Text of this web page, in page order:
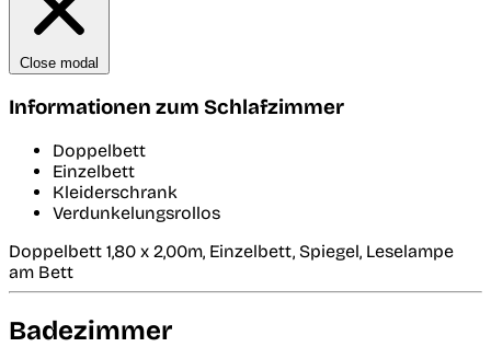
Close modal
Informationen zum Schlafzimmer
Doppelbett
Einzelbett
Kleiderschrank
Verdunkelungsrollos
Doppelbett 1,80 x 2,00m, Einzelbett, Spiegel, Leselampe
am Bett
Badezimmer